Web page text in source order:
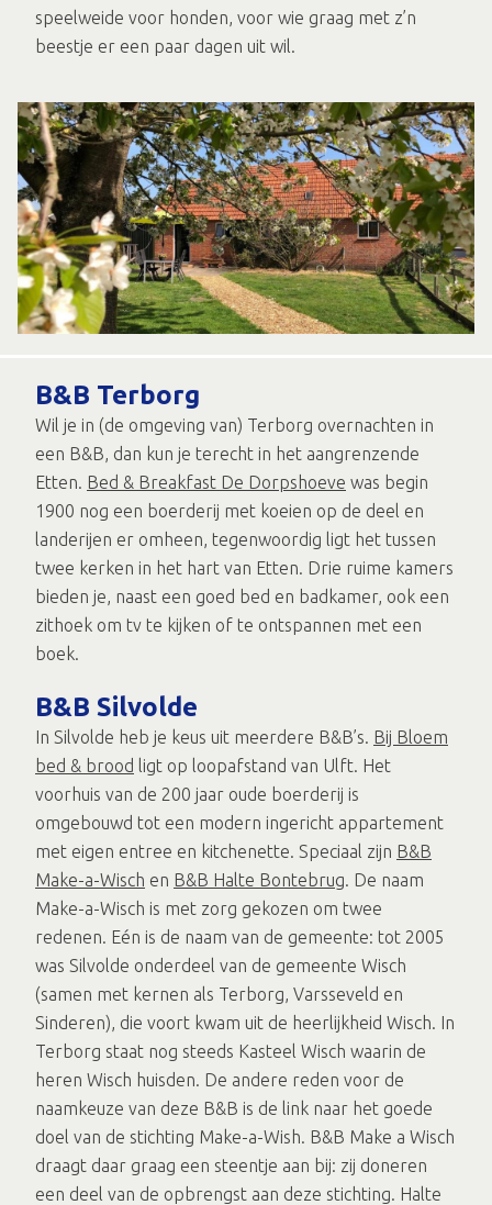
speelweide voor honden, voor wie graag met z’n
beestje er een paar dagen uit wil.
B&B Terborg
Wil je in (de omgeving van) Terborg overnachten in
een B&B, dan kun je terecht in het aangrenzende
Etten. Bed & Breakfast De Dorpshoeve was begin
1900 nog een boerderij met koeien op de deel en
landerijen er omheen, tegenwoordig ligt het tussen
twee kerken in het hart van Etten. Drie ruime kamers
bieden je, naast een goed bed en badkamer, ook een
zithoek om tv te kijken of te ontspannen met een
boek.
B&B Silvolde
In Silvolde heb je keus uit meerdere B&B’s. Bij Bloem
bed & brood ligt op loopafstand van Ulft. Het
voorhuis van de 200 jaar oude boerderij is
omgebouwd tot een modern ingericht appartement
met eigen entree en kitchenette. Speciaal zijn B&B
Make-a-Wisch en B&B Halte Bontebrug. De naam
Make-a-Wisch is met zorg gekozen om twee
redenen. Eén is de naam van de gemeente: tot 2005
was Silvolde onderdeel van de gemeente Wisch
(samen met kernen als Terborg, Varsseveld en
Sinderen), die voort kwam uit de heerlijkheid Wisch. In
Terborg staat nog steeds Kasteel Wisch waarin de
heren Wisch huisden. De andere reden voor de
naamkeuze van deze B&B is de link naar het goede
doel van de stichting Make-a-Wish. B&B Make a Wisch
draagt daar graag een steentje aan bij: zij doneren
een deel van de opbrengst aan deze stichting. Halte